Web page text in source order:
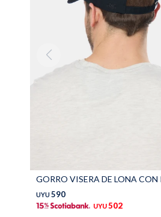
UYU 590
UYU502